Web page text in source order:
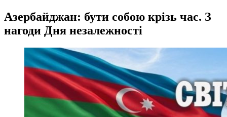
Азербайджан: бути собою крізь час. З
нагоди Дня незалежності